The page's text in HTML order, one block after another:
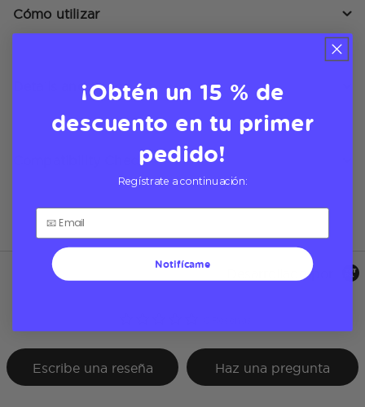
Cómo utilizar
Details and Specs
Compatibility Check
Desarrollado por
Escribe una reseña Haz una pregunta
¡Obtén un 15 % de
descuento en tu primer
pedido!
Regístrate a continuación:
Notifícame